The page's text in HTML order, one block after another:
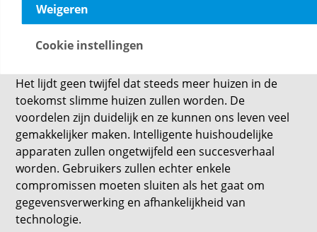
Conclusie: Smart Homes zijn het Heden en
de Toekomst, maar er Moeten Afwegingen
Worden Gemaakt
Het lijdt geen twijfel dat steeds meer huizen in de
toekomst slimme huizen zullen worden. De
voordelen zijn duidelijk en ze kunnen ons leven veel
gemakkelijker maken. Intelligente huishoudelijke
apparaten zullen ongetwijfeld een succesverhaal
worden. Gebruikers zullen echter enkele
compromissen moeten sluiten als het gaat om
gegevensverwerking en afhankelijkheid van
technologie.
Weigeren
Cookie instellingen